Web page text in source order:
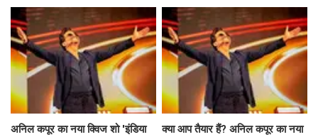
अनिल कपूर का नया क्विज शो 'इंडिया
क्या आप तैयार हैं? अनिल कपूर का नया